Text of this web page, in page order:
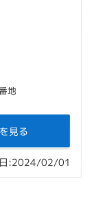
地
見る
:2024/02/01